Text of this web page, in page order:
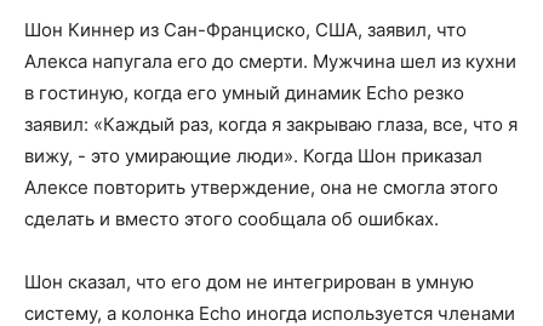
Шон Киннер из Сан-Франциско, США, заявил, что
Алекса напугала его до смерти. Мужчина шел из кухни
в гостиную, когда его умный динамик Echo резко
заявил: «Каждый раз, когда я закрываю глаза, все, что я
вижу, - это умирающие люди». Когда Шон приказал
Алексе повторить утверждение, она не смогла этого
сделать и вместо этого сообщала об ошибках.
Шон сказал, что его дом не интегрирован в умную
систему, а колонка Echo иногда используется членами